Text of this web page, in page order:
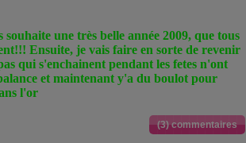
une très belle année 2009, que tous
Ensuite, je vais faire en sorte de revenir
qui s'enchainent pendant les fetes n'ont
et maintenant y'a du boulot pour
l'or
(3) commentaires